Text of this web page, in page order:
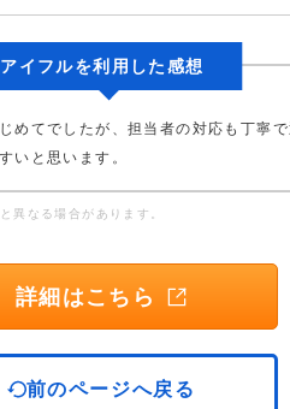
アイフルを利用した感想
めてでしたが、担当者の対応も丁寧
いと思います。
異なる場合があります。
詳細はこちら
前のページへ戻る